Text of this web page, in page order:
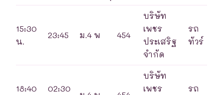
15:30
น.
23:45 ม.4 พ 454
บริษัท
เพชร
ประเสริฐ
จำกัด
รถ
ทัวร์
18:40
02:30
บริษัท
เพชร
รถ